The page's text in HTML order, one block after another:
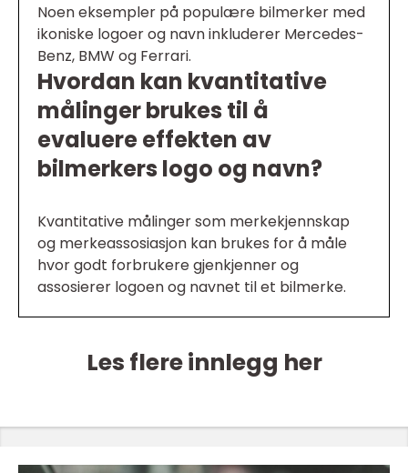
Noen eksempler på populære bilmerker med
ikoniske logoer og navn inkluderer Mercedes-
Benz, BMW og Ferrari.
Hvordan kan kvantitative
målinger brukes til å
evaluere effekten av
bilmerkers logo og navn?
Kvantitative målinger som merkekjennskap
og merkeassosiasjon kan brukes for å måle
hvor godt forbrukere gjenkjenner og
assosierer logoen og navnet til et bilmerke.
Les flere innlegg her